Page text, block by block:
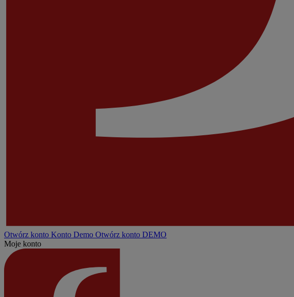
Otwórz konto Konto Demo Otwórz konto DEMO
Moje konto